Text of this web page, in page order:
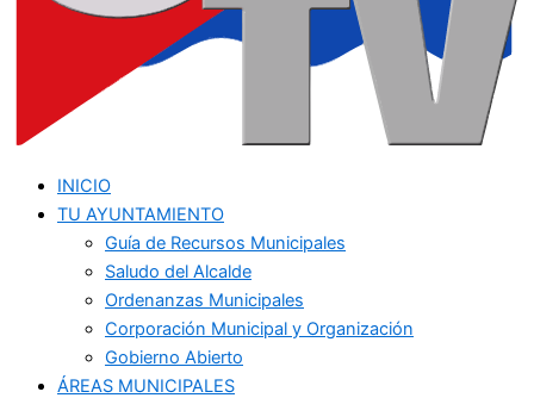
INICIO
TU AYUNTAMIENTO
Guía de Recursos Municipales
Saludo del Alcalde
Ordenanzas Municipales
Corporación Municipal y Organización
Gobierno Abierto
ÁREAS MUNICIPALES